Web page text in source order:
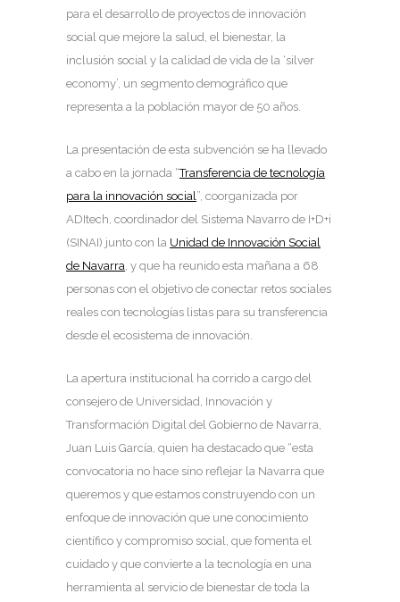
para el desarrollo de proyectos de innovación
social que mejore la salud, el bienestar, la
inclusión social y la calidad de vida de la ‘silver
economy’, un segmento demográfico que
representa a la población mayor de 50 años.
La presentación de esta subvención se ha llevado
a cabo en la jornada “Transferencia de tecnología
para la innovación social”, coorganizada por
ADItech, coordinador del Sistema Navarro de I+D+i
(SINAI) junto con la Unidad de Innovación Social
de Navarra, y que ha reunido esta mañana a 68
personas con el objetivo de conectar retos sociales
reales con tecnologías listas para su transferencia
desde el ecosistema de innovación.
La apertura institucional ha corrido a cargo del
consejero de Universidad, Innovación y
Transformación Digital del Gobierno de Navarra,
Juan Luis García, quien ha destacado que “esta
convocatoria no hace sino reflejar la Navarra que
queremos y que estamos construyendo con un
enfoque de innovación que une conocimiento
científico y compromiso social, que fomenta el
cuidado y que convierte a la tecnología en una
herramienta al servicio de bienestar de toda la